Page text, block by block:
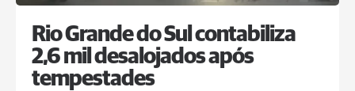
Rio Grande do Sul contabiliza
2,6 mil desalojados após
tempestades